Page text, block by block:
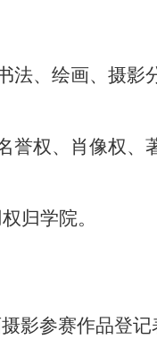
法、绘画、摄影
权、肖像权、
归学院。
影参赛作品登记